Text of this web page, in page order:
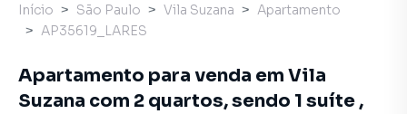
Início São Paulo Vila Suzana
Apartamento
AP35619_LARES
Apartamento para venda em Vila
Suzana com 2 quartos, sendo 1 suíte ,